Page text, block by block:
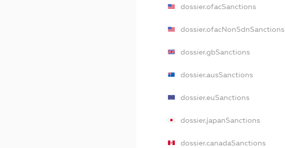
dossier.ofacSanctions
dossier.ofacNonSdnSanctions
dossier.gbSanctions
dossier.ausSanctions
dossier.euSanctions
dossier.japanSanctions
dossier.canadaSanctions